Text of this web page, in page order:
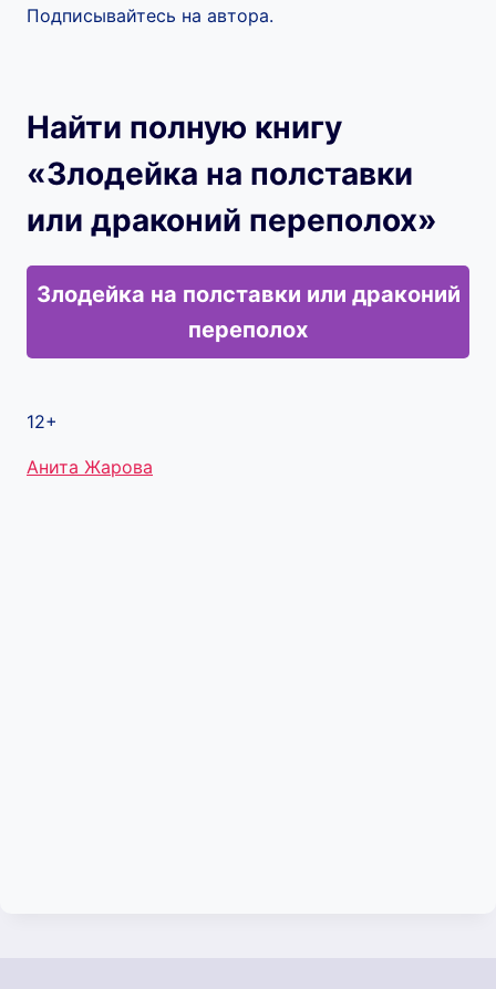
Подписывайтесь на автора.
Найти полную книгу
«Злодейка на полставки
или драконий переполох»
Злодейка на полставки или драконий
переполох
12+
Метки
Анита Жарова